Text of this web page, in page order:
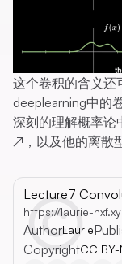
这个卷积的含义还
deeplearning中的
深刻的理解概率论
↗ ，以及他的离散
Lecture7
https://laurie-
AuthorLaurie
CopyrightCC